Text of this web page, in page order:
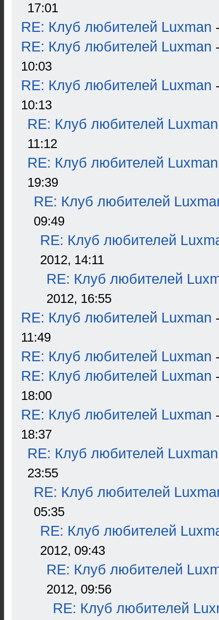
17:01
RE: Клуб любителей Luxman
RE: Клуб любителей Luxman
10:03
RE: Клуб любителей Luxman
10:13
RE: Клуб любителей Luxman
11:12
RE: Клуб любителей Luxman
19:39
RE: Клуб любителей
09:49
RE: Клуб любителей
2012, 14:11
RE: Клуб любителей
2012, 16:55
RE: Клуб любителей Luxman
11:49
RE: Клуб любителей Luxman
RE: Клуб любителей Luxman
18:00
RE: Клуб любителей Luxman
18:37
RE: Клуб любителей Luxman
23:55
RE: Клуб любителей
05:35
RE: Клуб любителей
2012, 09:43
RE: Клуб любителей
2012, 09:56
RE: Клуб любителей